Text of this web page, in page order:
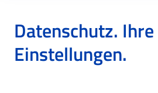
Datenschutz.
Einstellungen.